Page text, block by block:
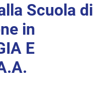
Scuola di
in
E